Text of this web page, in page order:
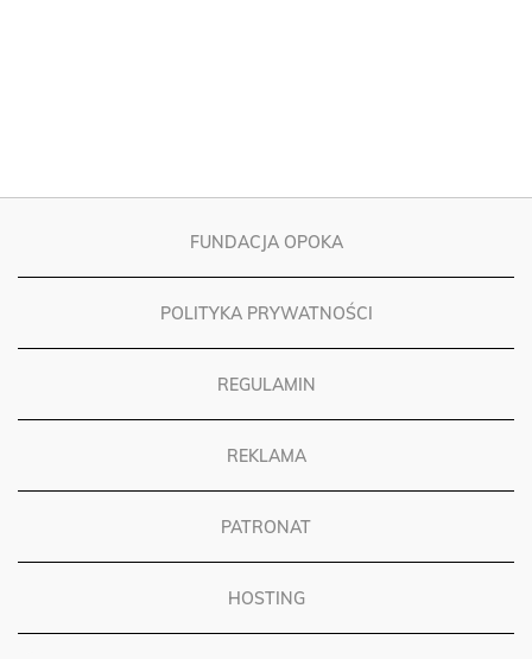
FUNDACJA OPOKA
POLITYKA PRYWATNOŚCI
REGULAMIN
REKLAMA
PATRONAT
HOSTING